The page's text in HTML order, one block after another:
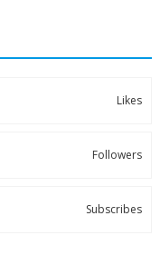
Likes
Followers
Subscribes